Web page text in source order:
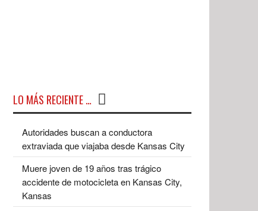
LO MÁS RECIENTE …
Autoridades buscan a conductora
extraviada que viajaba desde Kansas City
Muere joven de 19 años tras trágico
accidente de motocicleta en Kansas City,
Kansas